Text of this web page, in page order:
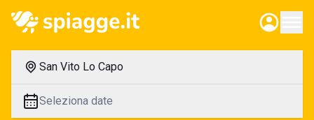
San Vito Lo Capo
Seleziona date